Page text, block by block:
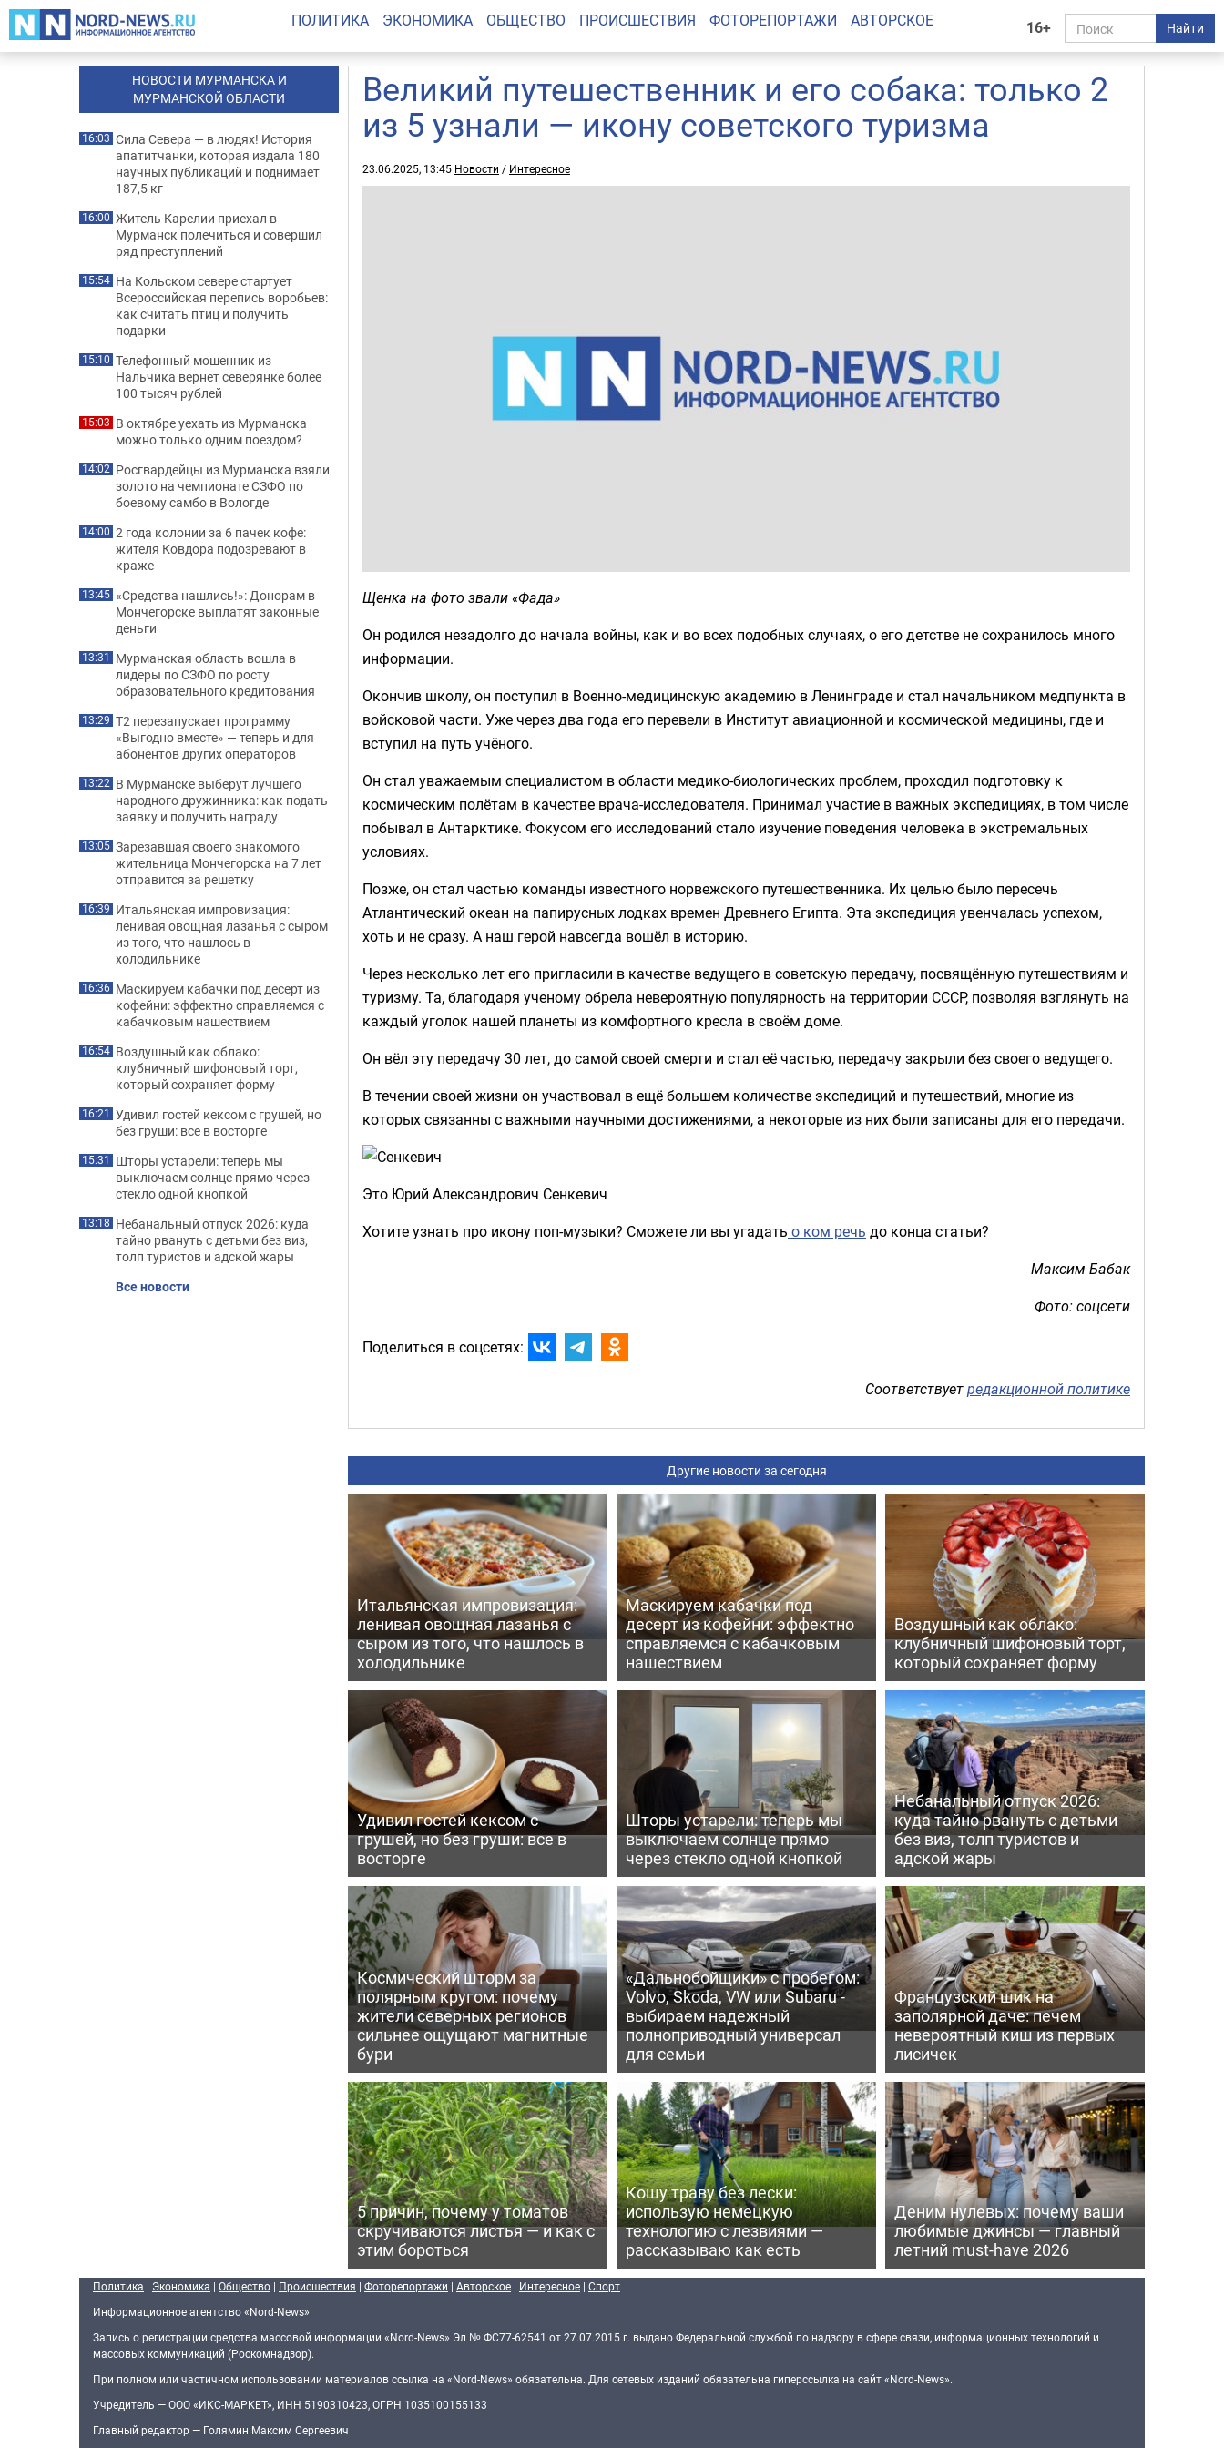
16+ Найти
ПОЛИТИКА ЭКОНОМИКА ОБЩЕСТВО ПРОИСШЕСТВИЯ ФОТОРЕПОРТАЖИ АВТОРСКОЕ
Великий путешественник и его собака: только 2
из 5 узнали — икону советского туризма
23.06.2025, 13:45 Новости / Интересное
Щенка на фото звали «Фада»
Он родился незадолго до начала войны, как и во всех подобных случаях, о его детстве не сохранилось много
информации.
Окончив школу, он поступил в Военно-медицинскую академию в Ленинграде и стал начальником медпункта в
войсковой части. Уже через два года его перевели в Институт авиационной и космической медицины, где и
вступил на путь учёного.
Он стал уважаемым специалистом в области медико-биологических проблем, проходил подготовку к
космическим полётам в качестве врача-исследователя. Принимал участие в важных экспедициях, в том числе
побывал в Антарктике. Фокусом его исследований стало изучение поведения человека в экстремальных
условиях.
Позже, он стал частью команды известного норвежского путешественника. Их целью было пересечь
Атлантический океан на папирусных лодках времен Древнего Египта. Эта экспедиция увенчалась успехом,
хоть и не сразу. А наш герой навсегда вошёл в историю.
Через несколько лет его пригласили в качестве ведущего в советскую передачу, посвящённую путешествиям и
туризму. Та, благодаря ученому обрела невероятную популярность на территории СССР, позволяя взглянуть на
каждый уголок нашей планеты из комфортного кресла в своём доме.
Он вёл эту передачу 30 лет, до самой своей смерти и стал её частью, передачу закрыли без своего ведущего.
В течении своей жизни он участвовал в ещё большем количестве экспедиций и путешествий, многие из
которых связанны с важными научными достижениями, а некоторые из них были записаны для его передачи.
Это Юрий Александрович Сенкевич
Хотите узнать про икону поп-музыки? Сможете ли вы угадать о ком речь до конца статьи?
Максим Бабак
Фото: соцсети
Поделиться в соцсетях:
Соответствуетредакционной политике
Другие новости за сегодня
Итальянская импровизация:
ленивая овощная лазанья с
сыром из того, что нашлось в
холодильнике
Маскируем кабачки под
десерт из кофейни: эффектно
справляемся с кабачковым
нашествием
Воздушный как облако:
клубничный шифоновый торт,
который сохраняет форму
Удивил гостей кексом с
грушей, но без груши: все в
восторге
Шторы устарели: теперь мы
выключаем солнце прямо
через стекло одной кнопкой
Небанальный отпуск 2026:
куда тайно рвануть с детьми
без виз, толп туристов и
адской жары
Космический шторм за
полярным кругом: почему
жители северных регионов
сильнее ощущают магнитные
бури
«Дальнобойщики» с пробегом:
Volvo, Skoda, VW или Subaru -
выбираем надежный
полноприводный универсал
для семьи
Французский шик на
заполярной даче: печем
невероятный киш из первых
лисичек
5 причин, почему у томатов
скручиваются листья — и как с
этим бороться
Кошу траву без лески:
использую немецкую
технологию с лезвиями —
рассказываю как есть
Деним нулевых: почему ваши
любимые джинсы — главный
летний must-have 2026
НОВОСТИ МУРМАНСКА И
МУРМАНСКОЙ ОБЛАСТИ
16:03 Сила Севера — в людях! История
апатитчанки, которая издала 180
научных публикаций и поднимает
187,5 кг
16:00 Житель Карелии приехал в
Мурманск полечиться и совершил
ряд преступлений
15:54 На Кольском севере стартует
Всероссийская перепись воробьев:
как считать птиц и получить
подарки
15:10 Телефонный мошенник из
Нальчика вернет северянке более
100 тысяч рублей
15:03 В октябре уехать из Мурманска
можно только одним поездом?
14:02 Росгвардейцы из Мурманска взяли
золото на чемпионате СЗФО по
боевому самбо в Вологде
14:00 2 года колонии за 6 пачек кофе:
жителя Ковдора подозревают в
краже
13:45 «Средства нашлись!»: Донорам в
Мончегорске выплатят законные
деньги
13:31 Мурманская область вошла в
лидеры по СЗФО по росту
образовательного кредитования
13:29 Т2 перезапускает программу
«Выгодно вместе» — теперь и для
абонентов других операторов
13:22 В Мурманске выберут лучшего
народного дружинника: как подать
заявку и получить награду
13:05 Зарезавшая своего знакомого
жительница Мончегорска на 7 лет
отправится за решетку
16:39 Итальянская импровизация:
ленивая овощная лазанья с сыром
из того, что нашлось в
холодильнике
16:36 Маскируем кабачки под десерт из
кофейни: эффектно справляемся с
кабачковым нашествием
16:54 Воздушный как облако:
клубничный шифоновый торт,
который сохраняет форму
16:21 Удивил гостей кексом с грушей, но
без груши: все в восторге
15:31 Шторы устарели: теперь мы
выключаем солнце прямо через
стекло одной кнопкой
13:18 Небанальный отпуск 2026: куда
тайно рвануть с детьми без виз,
толп туристов и адской жары
Все новости
Политика | Экономика | Общество | Происшествия | Фоторепортажи | Авторское | Интересное | Спорт
Информационное агентство «Nord-News»
Запись о регистрации средства массовой информации «Nord-News» Эл № ФС77-62541 от 27.07.2015 г. выдано Федеральной службой по надзору в сфере связи, информационных технологий и
массовых коммуникаций (Роскомнадзор).
При полном или частичном использовании материалов ссылка на «Nord-News» обязательна. Для сетевых изданий обязательна гиперссылка на сайт «Nord-News».
Учредитель — ООО «ИКС-МАРКЕТ», ИНН 5190310423, ОГРН 1035100155133
Главный редактор — Голямин Максим Сергеевич